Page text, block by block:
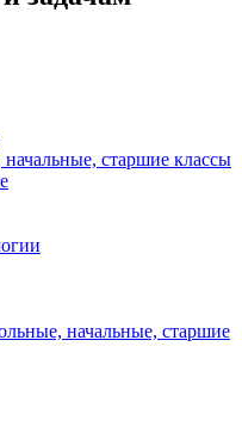
старшие классы
начальные, старшие